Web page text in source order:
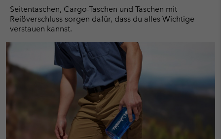
Seitentaschen, Cargo-Taschen und Taschen mit
Reißverschluss sorgen dafür, dass du alles Wichtige
verstauen kannst.